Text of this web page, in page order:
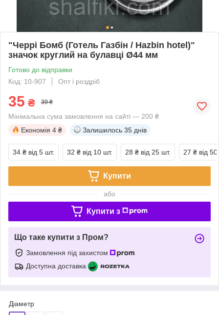
"Черрі Бомб (Готель Газбін / Hazbin hotel)"
значок круглий на булавці Ø44 мм
Готово до відправки
Код: 10-907
Опт і роздріб
35 ₴ 39 ₴
Мінімальна сума замовлення на сайті — 200 ₴
Економія 4 ₴ Залишилось 35 днів
34 ₴ від 5 шт. 32 ₴ від 10 шт. 28 ₴ від 25 шт. 27 ₴ від
Купити
або
Купити з
Що таке купити з Пром?
Замовлення під захистом
Доступна доставка
Діаметр